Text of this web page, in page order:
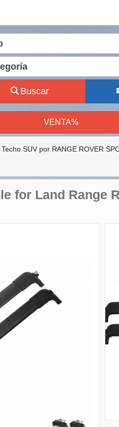
Buscar
VENTA%
SUV por RANGE ROVER
for Land Range